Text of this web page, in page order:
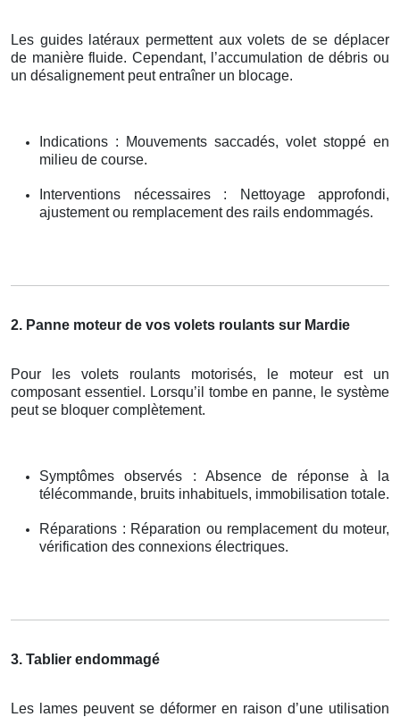
Les guides latéraux permettent aux volets de se déplacer
de manière fluide. Cependant, l’accumulation de débris ou
un désalignement peut entraîner un blocage.
Indications : Mouvements saccadés, volet stoppé en
milieu de course.
Interventions nécessaires : Nettoyage approfondi,
ajustement ou remplacement des rails endommagés.
2. Panne moteur de vos volets roulants sur Mardie
Pour les volets roulants motorisés, le moteur est un
composant essentiel. Lorsqu’il tombe en panne, le système
peut se bloquer complètement.
Symptômes observés : Absence de réponse à la
télécommande, bruits inhabituels, immobilisation totale.
Réparations : Réparation ou remplacement du moteur,
vérification des connexions électriques.
3. Tablier endommagé
Les lames peuvent se déformer en raison d’une utilisation